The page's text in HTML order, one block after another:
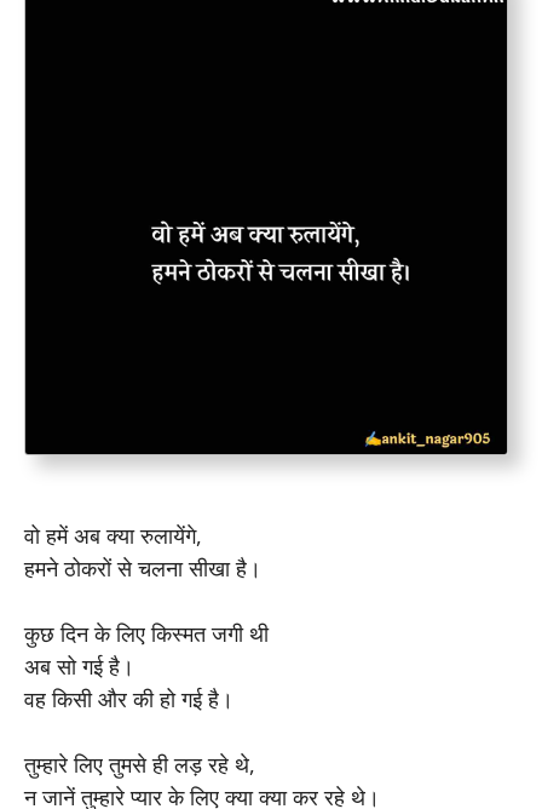
वो हमें अब क्या रुलायेंगे,
हमने ठोकरों से चलना सीखा है।
कुछ दिन के लिए किस्मत जगी थी
अब सो गई है।
वह किसी और की हो गई है।
तुम्हारे लिए तुमसे ही लड़ रहे थे,
न जानें तुम्हारे प्यार के लिए क्या क्या कर रहे थे।